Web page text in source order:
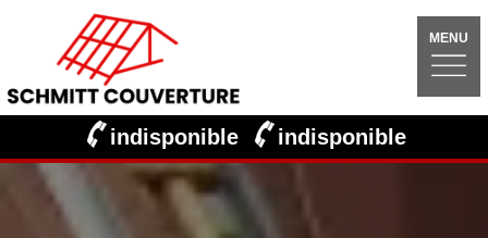
MENU
indisponible indisponible